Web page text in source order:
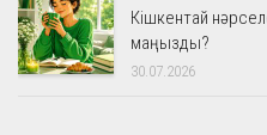
Кішкентай
маңызды?
30.07.2026